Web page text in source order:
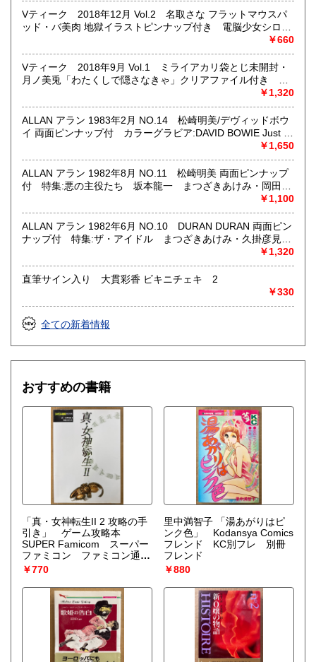
書籍の買取について
メール web@bookdash.net または専用ページでお問い合
わせください。
お電話 03-3219-5991でも受け付けております。
お取引内容は、ご依頼されたあとの返信メールに、さらに詳
しく説明した文章をお付けしております。ご安心ください。
趣味、サブカルチャー、古書一般（その他）
女優・アイドル・グラビア・アダルトや映画・マンガ等
Vティーク 2018年12月 Vol.2 名取さな フラットマウスパ
ッド・バ美肉 地獄イラストピンナップ付き 電脳少女シロ&
アイドル部・にじさんじ 他 バーチャルユーチューバー
VTuber コンプティーク増刊
￥660
Vティーク 2018年9月 Vol.1 ミライアカリ袋とじ未開封・
月ノ美兎「わたくしで隠さなきゃ」クリアファイル付き に
じさんじ 総力特集20ページ・ENTUM 猫宮ひなた/もちひよ
こ/届木ウカ・電脳少女シロ 他 バーチャルユーチューバー
VTuber コンプティーク増刊
￥1,320
ALLAN アラン 1983年2月 NO.14 松崎明美/デヴィッドボウ
イ 両面ピンナップ付 カラーグラビア:DAVID BOWIE Just a
Gigolo 坂本龍一 丸尾末広・まつざきあけみ 他 月刊OUT
増刊号 耽美系
￥1,650
ALLAN アラン 1982年8月 NO.11 松崎明美 両面ピンナップ
付 特集:悪の主役たち 坂本龍一 まつざきあけみ・岡田純
￥1,100
ALLAN アラン 1982年6月 NO.10 DURAN DURAN 両面ピン
ナップ付 特集:ザ・アイドル まつざきあけみ・久掛彦見・
￥1,320
直筆サイン入り 大貫彩香 ビキニチェキ 2
￥330
全ての新着情報
おすすめの書籍
「真・女神転生II 2 攻略の手
引き」 ゲーム攻略本
SUPER Famicom スーパー
ファミコン ファミコン通信
責任編集 メガテン
￥770
里中満智子 「湯あがりはピ
ンク色」 Kodansya Comics
フレンド KC別フレ 別冊
フレンド
￥880